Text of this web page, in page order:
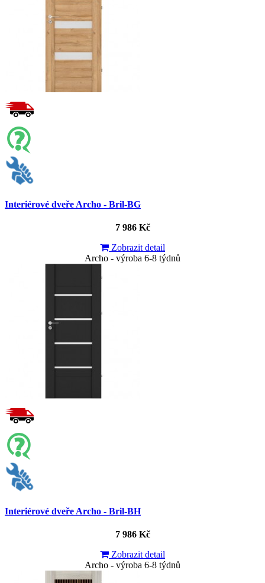
Interiérové dveře Archo - Bril-BG
7 986 Kč
Zobrazit detail
Archo - výroba 6-8 týdnů
Interiérové dveře Archo - Bril-BH
7 986 Kč
Zobrazit detail
Archo - výroba 6-8 týdnů